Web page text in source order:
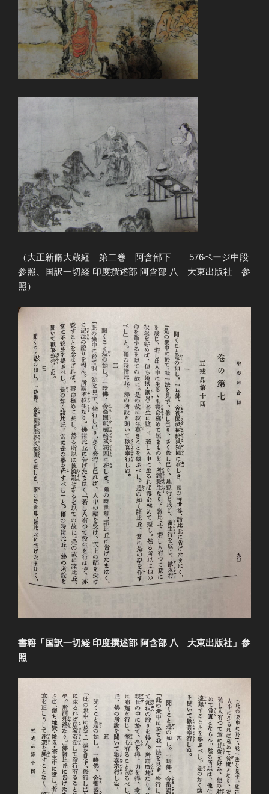
（大正新脩大蔵経 第二巻 阿含部下 576ページ中段
参照、国訳一切経 印度撰述部 阿含部 八 大東出版社 参
照）
書籍「国訳一切経 印度撰述部 阿含部 八 大東出版社」参
照